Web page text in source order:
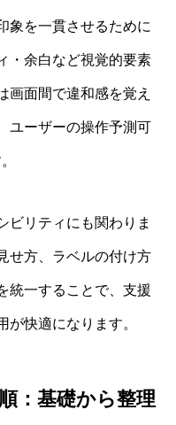
象を一貫させるために
・余白など視覚的要素
画面間で違和感を覚え
ユーザーの操作予測可
ビリティにも関わりま
せ方、ラベルの付け方
統一することで、支援
快適になります。
：基礎から整理